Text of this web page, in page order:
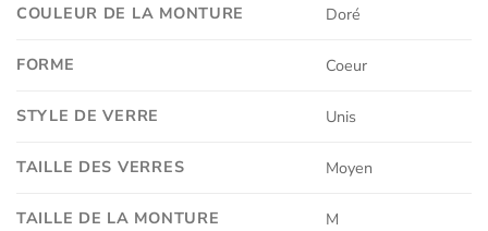
COULEUR DE LA MONTURE Doré
FORME Coeur
STYLE DE VERRE Unis
TAILLE DES VERRES Moyen
TAILLE DE LA MONTURE M